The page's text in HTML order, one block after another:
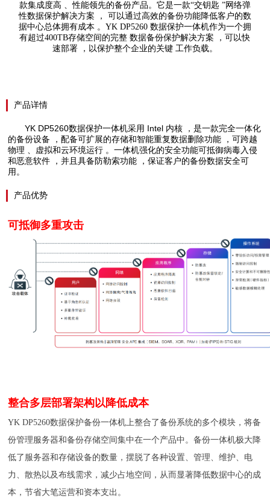
款集成度高 、性能领先的备份产品。它是一款“交钥匙 ”网络弹
性数据保护解决方案 ， 可以通过高效的备份功能降低客户的数
据中心总体拥有成本 。YK DP5260 数据保护一体机作为一个拥
有超过400TB存储空间的完整 数据备份保护解决方案 ，可以快
速部署 ，以保护整个企业的关键 工作负载。
产品详情
YK DP5260数据保护一体机采用 Intel 内核 ，是一款完全一体化
的备份设备 ，配备可扩展的存储和智能重复数据删除功能 ，可跨越
物理 、虚拟和云环境运行 。一体机强化的安全功能可抵御病毒入侵
和恶意软件 ，并且具备防勒索功能 ，保证客户的备份数据安全可
用。
产品优势
可抵御多重攻击
整合多层部署架构以降低成本
YK DP5260数据保护备份一体机上整合了备份系统的多个模块，将备
份管理服务器和备份存储空间集中在一个产品中。备份一体机极大降
低了服务器和存储设备的数量，摆脱了各种设置、管理、维护、电
力、散热以及布线需求，减少占地空间，从而显著降低数据中心的成
本，节省大笔运营和资本支出。